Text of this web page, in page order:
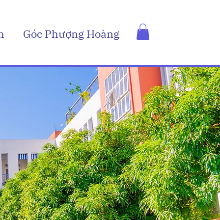
Góc Phượng Hoàng